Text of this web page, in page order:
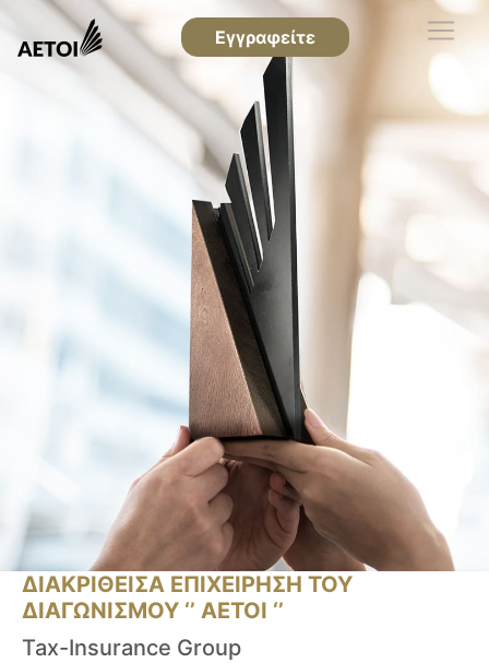
Εγγραφείτε
ΔΙΑΚΡΙΘΕΙΣΑ ΕΠΙΧΕΙΡΗΣΗ ΤΟΥ
ΔΙΑΓΩΝΙΣΜΟΥ ‘’ ΑΕΤΟΙ ‘’
Tax-Insurance Group